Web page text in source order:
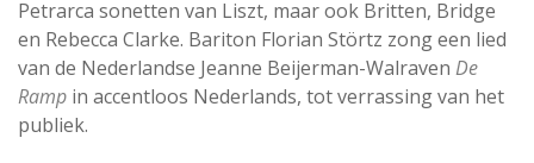
Petrarca sonetten van Liszt, maar ook Britten, Bridge
en Rebecca Clarke. Bariton Florian Störtz zong een lied
van de Nederlandse Jeanne Beijerman-Walraven De
Ramp in accentloos Nederlands, tot verrassing van het
publiek.